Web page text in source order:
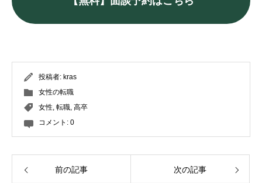
投稿者: kras
女性の転職
女性, 転職, 高卒
コメント: 0
前の記事 次の記事